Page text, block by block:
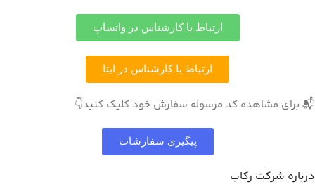
ارتباط با کارشناس در واتساپ
ارتباط با کارشناس در ایتا
📬 برای مشاهده کد مرسوله سفارش خود کلیک کنید👇
پیگیری سفارشات
درباره شرکت رکاب